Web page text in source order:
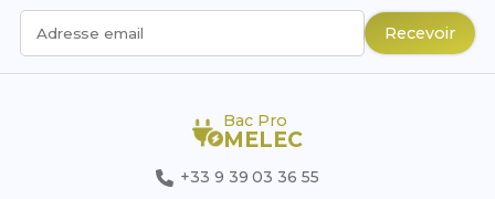
Adresse email Recevoir
Bac Pro
MELEC
+33 9 39 03 36 55